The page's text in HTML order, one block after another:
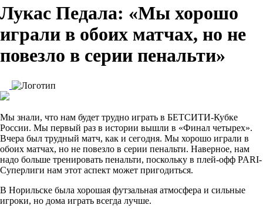
Лукас Педала: «Мы хорошо
играли в обоих матчах, но не
повезло в серии пенальти»
Мы знали, что нам будет трудно играть в БЕТСИТИ-Кубке
России. Мы первый раз в истории вышли в «Финал четырех».
Вчера был трудный матч, как и сегодня. Мы хорошо играли в
обоих матчах, но не повезло в серии пенальти. Наверное, нам
надо больше тренировать пенальти, поскольку в плей-офф PARI-
Суперлиги нам этот аспект может пригодиться.
В Норильске была хорошая футзальная атмосфера и сильные
игроки, но дома играть всегда лучше.